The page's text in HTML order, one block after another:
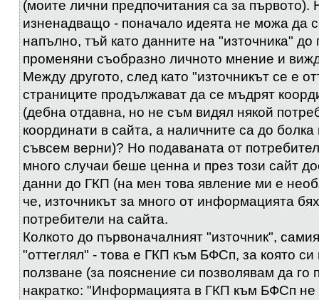
(моите лични предпочитания са за първото).
изненадващо - поначало идеята не можа да
напълно, тъй като данните на "източника" до
променяни съобразно личното мнение и
Между другото, след като "източникът се е
страниците продължават да се мъдрят
(дебна отдавна, но не съм видял някой
координати в сайта, а наличните са до
съвсем верни)? Но подаваната от
много случаи беше ценна и през този сайт
данни до ГКП (на мен това явление ми е
че, източникът за много от информацията
потребители на сайта.
Колкото до първоначалният "източник",
"оттеглял" - това е ГКП към БФСп, за която
ползване (за пояснение си позволявам да
накратко: "Информацията в ГКП към БФСп не